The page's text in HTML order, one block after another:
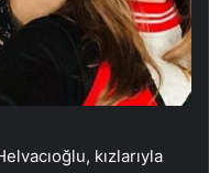
kızlarıyla